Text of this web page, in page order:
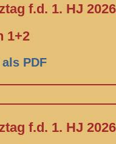
f.d. 1. HJ
1+2
PDF
f.d. 1. HJ